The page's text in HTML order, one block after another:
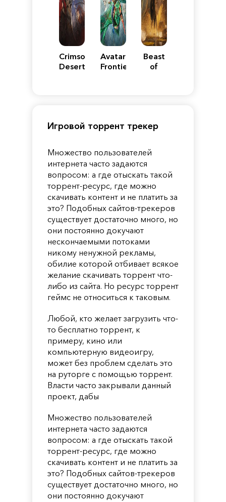
Crimson
Desert
Avatar:
Frontiers
Beast
of
Игровой торрент трекер
Множество пользователей
интернета часто задаются
вопросом: а где отыскать такой
торрент-ресурс, где можно
скачивать контент и не платить за
это? Подобных сайтов-трекеров
существует достаточно много, но
они постоянно докучают
нескончаемыми потоками
никому ненужной рекламы,
обилие которой отбивает всякое
желание скачивать торрент что-
либо из сайта. Но ресурс торрент
геймс не относиться к таковым.
Любой, кто желает загрузить что-
то бесплатно торрент, к
примеру, кино или
компьютерную видеоигру,
может без проблем сделать это
на руторге с помощью торрент.
Власти часто закрывали данный
проект, дабы
Множество пользователей
интернета часто задаются
вопросом: а где отыскать такой
торрент-ресурс, где можно
скачивать контент и не платить за
это? Подобных сайтов-трекеров
существует достаточно много, но
они постоянно докучают